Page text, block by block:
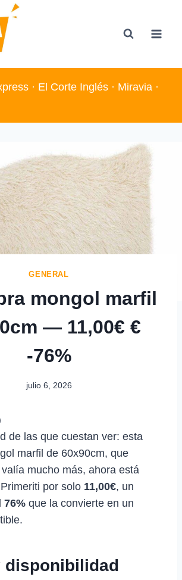
· El Corte Inglés · Miravia ·
GENERAL
mongol marfil
— 11,00€ €
-76%
julio 6, 2026
de las que cuestan ver: esta
marfil de 60x90cm, que
mucho más, ahora está
por solo 11,00€, un
76% que la convierte en un
disponibilidad